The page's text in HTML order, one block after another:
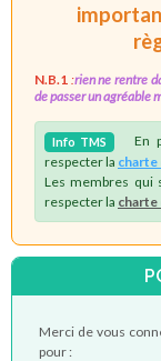
N.B.1 :rien ne rentre
de passer un agréable
Info TMS En
respecter la charte
Les membres qui
respecter la charte
Merci de vous
pour :